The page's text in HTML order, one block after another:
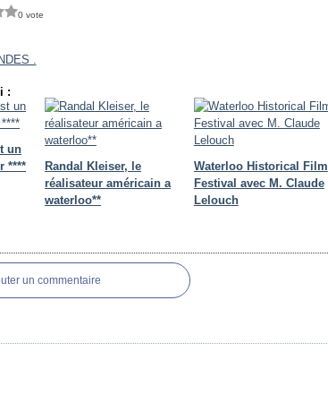
0 vote
.
:
un
****
Randal Kleiser, le
réalisateur américain a
waterloo**
Waterloo Historical Film
Festival avec M. Claude
Lelouch
un commentaire